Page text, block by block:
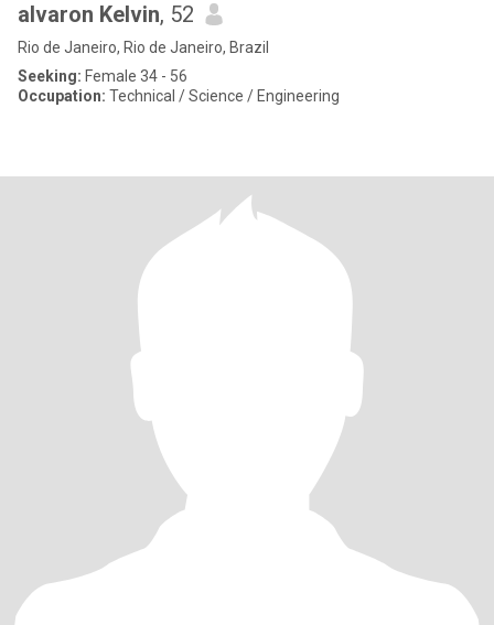
alvaron Kelvin, 52
Rio de Janeiro, Rio de Janeiro, Brazil
Seeking: Female 34 - 56
Occupation: Technical / Science / Engineering